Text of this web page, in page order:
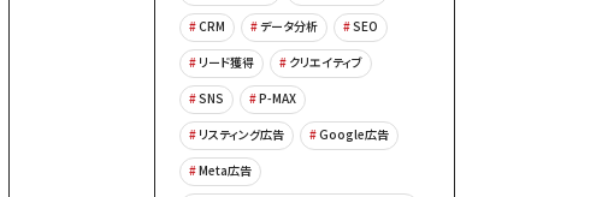
CRM
データ分析
SEO
リード獲得
クリエイティブ
SNS
P-MAX
リスティング広告
Google広告
Meta広告